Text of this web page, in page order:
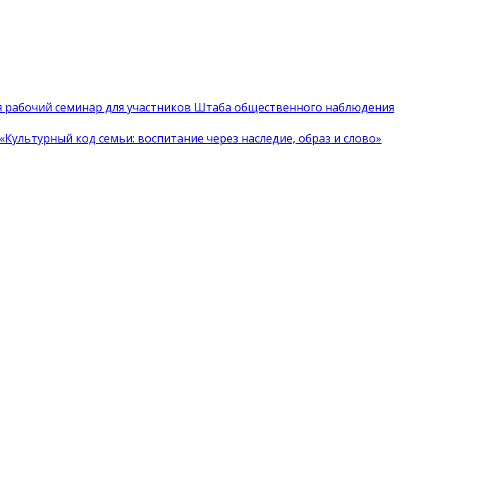
рабочий семинар для участников Штаба общественного наблюдения
код семьи: воспитание через наследие, образ и слово»